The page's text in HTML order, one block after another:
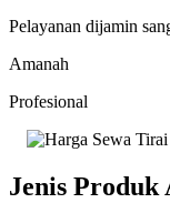
Pelayanan dijamin
Amanah
Profesional
Jenis Produk